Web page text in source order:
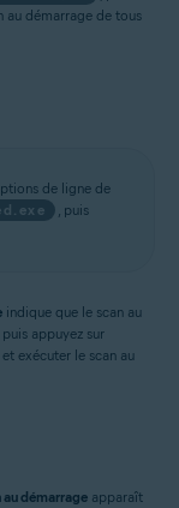
au démarrage de tous
de ligne de
, puis
indique que le scan au
, puis appuyez sur
exécuter le scan au
au démarrage apparaît